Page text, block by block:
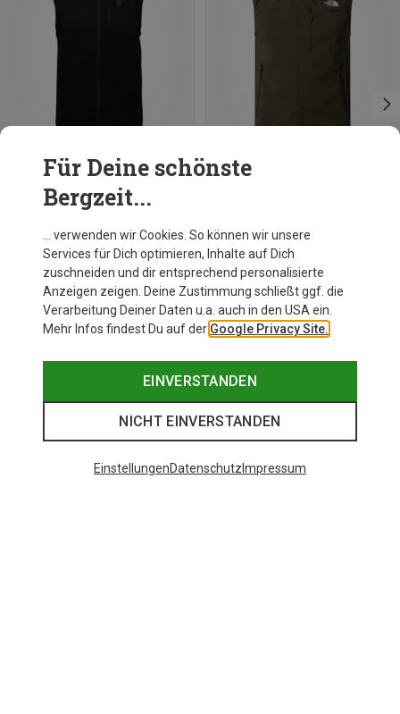
Du sparst 32%
Für Deine schönste
Bergzeit...
… verwenden wir Cookies. So können wir unsere
Services für Dich optimieren, Inhalte auf Dich
zuschneiden und dir entsprechend personalisierte
Anzeigen zeigen. Deine Zustimmung schließt ggf. die
Verarbeitung Deiner Daten u.a. auch in den USA ein.
Mehr Infos findest Du auf der Google Privacy Site.
EINVERSTANDEN
NICHT EINVERSTANDEN
EinstellungenDatenschutz Impressum